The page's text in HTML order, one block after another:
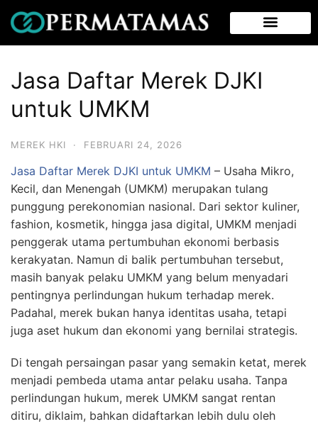
Jasa Daftar Merek DJKI
untuk UMKM
MEREK HKI · FEBRUARI 24, 2026
Jasa Daftar Merek DJKI untuk UMKM – Usaha Mikro,
Kecil, dan Menengah (UMKM) merupakan tulang
punggung perekonomian nasional. Dari sektor kuliner,
fashion, kosmetik, hingga jasa digital, UMKM menjadi
penggerak utama pertumbuhan ekonomi berbasis
kerakyatan. Namun di balik pertumbuhan tersebut,
masih banyak pelaku UMKM yang belum menyadari
pentingnya perlindungan hukum terhadap merek.
Padahal, merek bukan hanya identitas usaha, tetapi
juga aset hukum dan ekonomi yang bernilai strategis.
Di tengah persaingan pasar yang semakin ketat, merek
menjadi pembeda utama antar pelaku usaha. Tanpa
perlindungan hukum, merek UMKM sangat rentan
ditiru, diklaim, bahkan didaftarkan lebih dulu oleh